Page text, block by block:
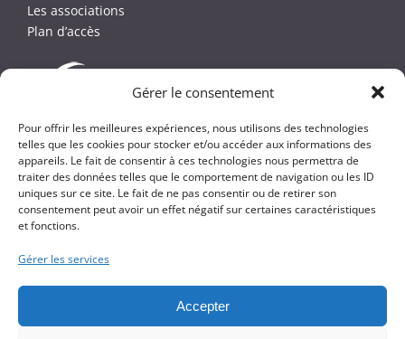
Gérer le consentement
Pour offrir les meilleures expériences, nous utilisons des technologies
telles que les cookies pour stocker et/ou accéder aux informations des
appareils. Le fait de consentir à ces technologies nous permettra de
traiter des données telles que le comportement de navigation ou les ID
uniques sur ce site. Le fait de ne pas consentir ou de retirer son
consentement peut avoir un effet négatif sur certaines caractéristiques
et fonctions.
Gérer les services
Accepter
Les associations
Plan d’accès
2026 -Ville de Beaufort-en-Anjou
Mentions légales et crédits